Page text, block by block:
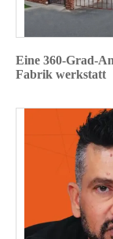
Eine 360-Grad-
Fabrik werkstatt